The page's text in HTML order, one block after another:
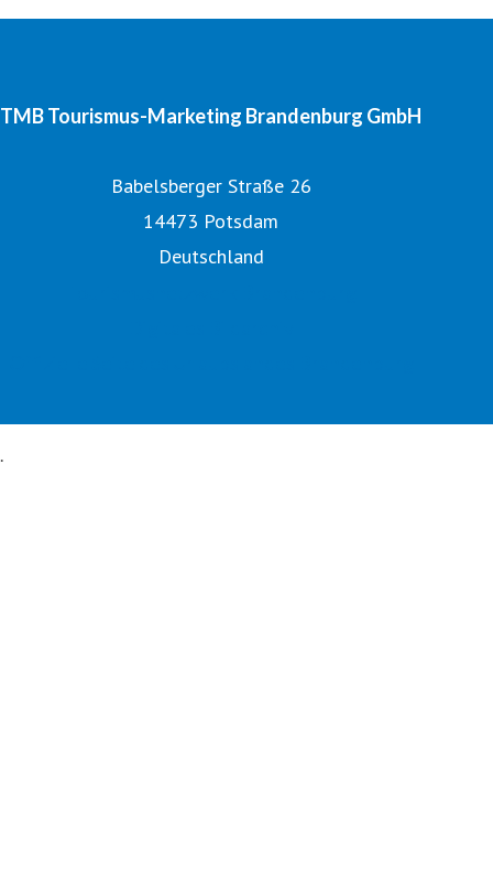
TMB Tourismus-Marketing Brandenburg GmbH
Babelsberger Straße 26
14473 Potsdam
Deutschland